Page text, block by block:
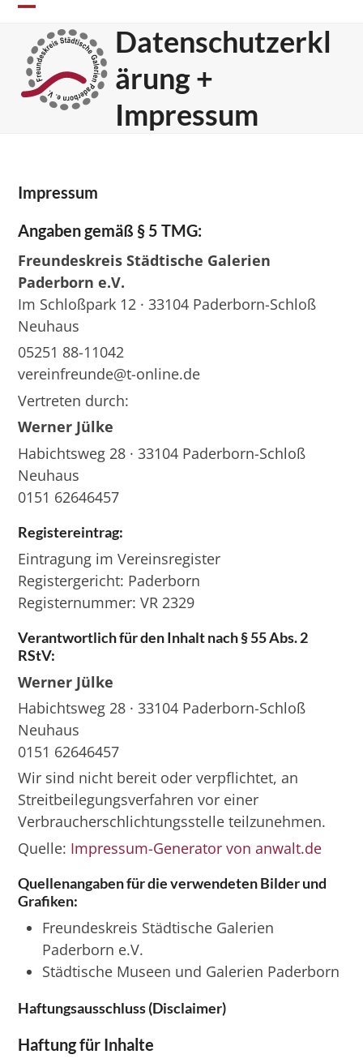
Skip
content
Open
mobile
menu
Close
mobile
menu
Datenschutzerkl
ärung +
Impressum
Impressum
Angaben gemäß § 5 TMG:
Freundeskreis Städtische Galerien
Paderborn e.V.
Im Schloßpark 12 · 33104 Paderborn-Schloß
Neuhaus
05251 88-11042
vereinfreunde@t-online.de
Vertreten durch:
Werner Jülke
Habichtsweg 28 · 33104 Paderborn-Schloß
Neuhaus
0151 62646457
Registereintrag:
Eintragung im Vereinsregister
Registergericht: Paderborn
Registernummer: VR 2329
Verantwortlich für den Inhalt nach § 55 Abs. 2
RStV:
Werner Jülke
Habichtsweg 28 · 33104 Paderborn-Schloß
Neuhaus
0151 62646457
Wir sind nicht bereit oder verpflichtet, an
Streitbeilegungsverfahren vor einer
Verbraucherschlichtungsstelle teilzunehmen.
Quelle: Impressum-Generator von anwalt.de
Quellenangaben für die verwendeten Bilder und
Grafiken:
Freundeskreis Städtische Galerien
Paderborn e.V.
Städtische Museen und Galerien Paderborn
Haftungsausschluss (Disclaimer)
Haftung für Inhalte